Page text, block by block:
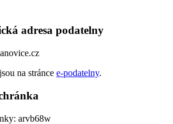
adresa podatelny
na stránce e-podatelny.
arvb68w